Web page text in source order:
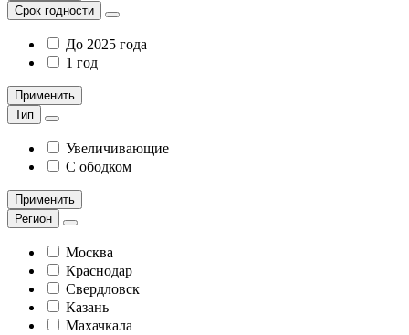
Срок годности
До 2025 года
1 год
Применить
Тип
Увеличивающие
С ободком
Применить
Регион
Москва
Краснодар
Свердловск
Казань
Махачкала